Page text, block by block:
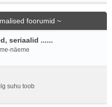
foorumid ~
seriaalid ......
näeme
suhu toob